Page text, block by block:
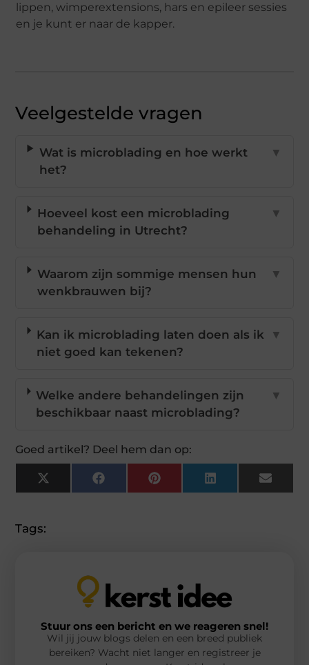
lippen, wimperextensions, hars en epileer sessies
en je kunt er naar de kapper.
Veelgestelde vragen
Wat is microblading en hoe werkt
het?
▼
Hoeveel kost een microblading
behandeling in Utrecht?
▼
Waarom zijn sommige mensen hun
wenkbrauwen bij?
▼
Kan ik microblading laten doen als ik
niet goed kan tekenen?
▼
Welke andere behandelingen zijn
beschikbaar naast microblading?
▼
Goed artikel? Deel hem dan op:
X
(Twitter)
FacebookPinterestLinkedInEmail
Tags:
Stuur ons een bericht en we reageren snel!
Wil jij jouw blogs delen en een breed publiek
bereiken? Wacht niet langer en registreer je